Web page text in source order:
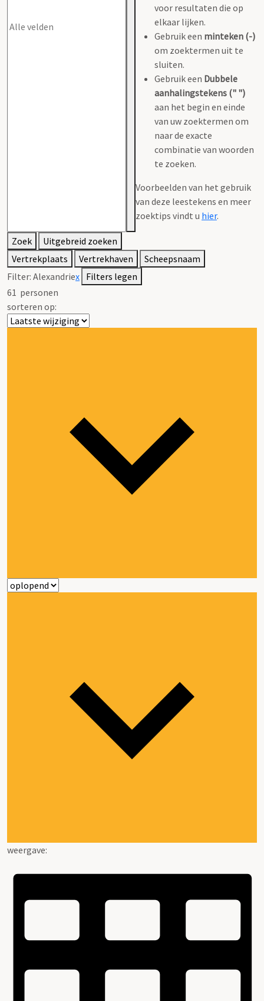
voor resultaten die op
elkaar lijken.
Gebruik een minteken (-)
om zoektermen uit te
sluiten.
Gebruik een Dubbele
aanhalingstekens (" ")
aan het begin en einde
van uw zoektermen om
naar de exacte
combinatie van woorden
te zoeken.
Voorbeelden van het gebruik
van deze leestekens en meer
zoektips vindt u hier.
Zoek
Uitgebreid zoeken
Vertrekplaats
Vertrekhaven
Scheepsnaam
Filter: Alexandriex Filters legen
61 personen
sorteren op:
weergave: